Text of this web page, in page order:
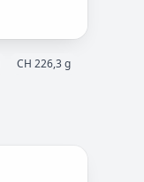
CH 226,3 g